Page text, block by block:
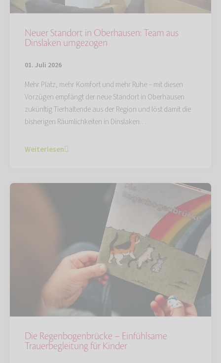
Neuer Standort in Oberhausen: Team aus
Dinslaken umgezogen
01. Juli 2026
Mehr Platz, mehr Komfort und mehr Ruhe – mit diesen
Vorzügen empfängt der neue Standort in Oberhausen
zukünftig Tierhaltende aus der Region und löst damit die
bisherigen Räumlichkeiten in Dinslaken…
Weiterlesen
Die Regenbogenbrücke – Einfühlsame
Trauerbegleitung für Kinder